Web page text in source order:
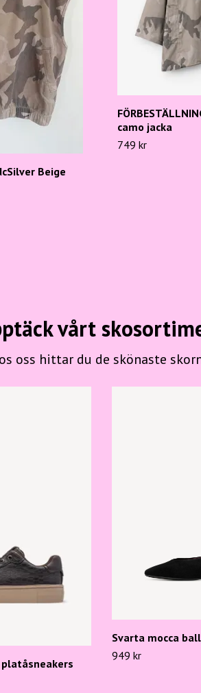
Beige
camo jacka
749 kr
vårt
oss hittar du de skönaste
Svarta mocca
949 kr